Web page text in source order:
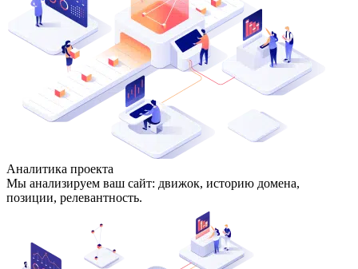
Аналитика проекта
Мы анализируем ваш сайт: движок, историю домена,
позиции, релевантность.